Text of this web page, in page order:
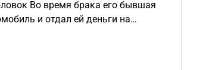
и отдал ей деньги на
1.5 года и она только